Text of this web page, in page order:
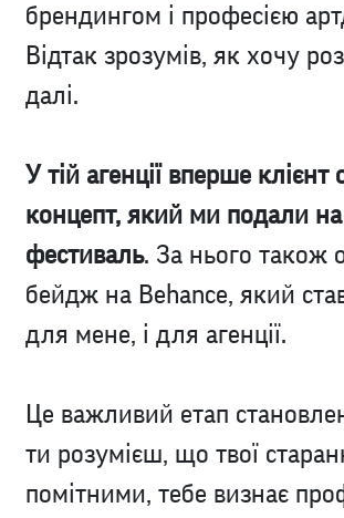
брендингом і професією
Відтак зрозумів, як хочу
далі.
У тій агенції вперше клієнт
концепт, який ми подали на
фестиваль. За нього також
бейдж на Behance, який
для мене, і для агенції.
Це важливий етап
ти розумієш, що твої
помітними, тебе визнає